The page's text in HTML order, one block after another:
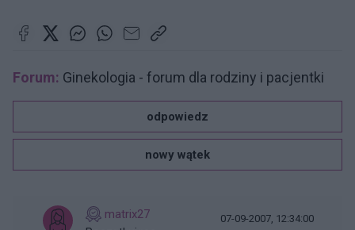
Forum: Ginekologia - forum dla rodziny i pacjentki
odpowiedz
nowy wątek
matrix27
07-09-2007, 12:34:00